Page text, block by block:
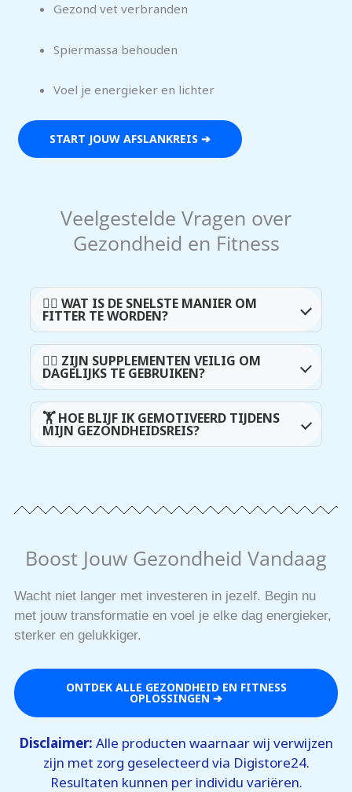
Gezond vet verbranden
Spiermassa behouden
Voel je energieker en lichter
START JOUW AFSLANKREIS ➔
Veelgestelde Vragen over
Gezondheid en Fitness
🏋️‍♂️ WAT IS DE SNELSTE MANIER OM
FITTER TE WORDEN?
Een combinatie van gezonde voeding,
beweging en ondersteunende supplementen
biedt de snelste en duurzaamste resultaten.
🏋️‍♀️ ZIJN SUPPLEMENTEN VEILIG OM
DAGELIJKS TE GEBRUIKEN?
Ja, mits je kiest voor kwalitatieve
supplementen van betrouwbare bronnen en
de aanbevolen doseringen volgt.
🏋️ HOE BLIJF IK GEMOTIVEERD TIJDENS
MIJN GEZONDHEIDSREIS?
Boost Jouw Gezondheid Vandaag
Wacht niet langer met investeren in jezelf. Begin nu
met jouw transformatie en voel je elke dag energieker,
sterker en gelukkiger.
ONTDEK ALLE GEZONDHEID EN FITNESS
OPLOSSINGEN ➔
Disclaimer: Alle producten waarnaar wij verwijzen
zijn met zorg geselecteerd via Digistore24.
Resultaten kunnen per individu variëren.